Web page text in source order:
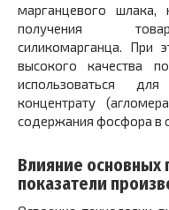
марганцевого шлака,
получения
силикомарганца. При
высокого качества
использоваться
концентрату
содержания фосфора в
Влияние основных
показатели